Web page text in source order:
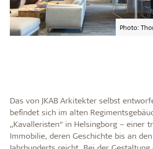
Photo:
Das von JKAB Arkitekter selbst
befindet sich im alten
„Kavalleristen“ in Helsingborg – einer
Immobilie, deren Geschichte bis an